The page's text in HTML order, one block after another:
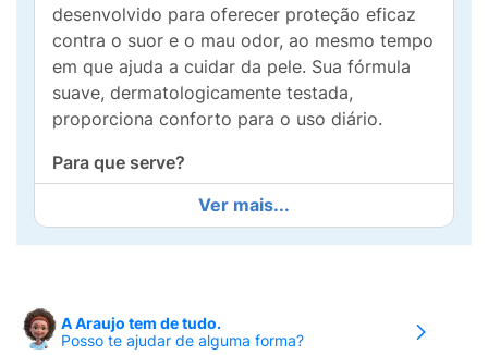
desenvolvido para oferecer proteção eficaz
contra o suor e o mau odor, ao mesmo tempo
em que ajuda a cuidar da pele. Sua fórmula
suave, dermatologicamente testada,
proporciona conforto para o uso diário.
Para que serve?
Indicado para proteger as axilas por até 72
horas, ajudando a manter a pele seca e
depilação e ajuda a evitar manchas brancas
nas roupas pretas e manchas amarelas nas
Ver mais...
A Araujo tem de tudo.
Posso te ajudar de alguma forma?